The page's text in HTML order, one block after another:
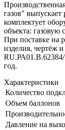
газов"
комплектует
объекта: газовую
При поставке на
изделия, чертёж
год.
Характеристики
Количество
Объем баллонов
Давление на